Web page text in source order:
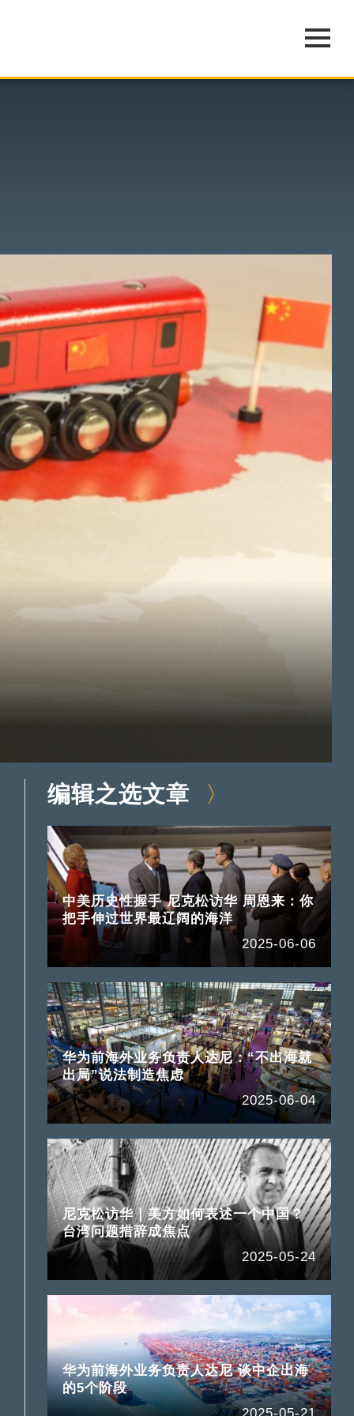
编辑之选文章
中美历史性握手 尼克松访华 周恩来：你
把手伸过世界最辽阔的海洋
2025-06-06
华为前海外业务负责人达尼：“不出海就
出局”说法制造焦虑
2025-06-04
尼克松访华｜美方如何表述一个中国？
台湾问题措辞成焦点
2025-05-24
华为前海外业务负责人达尼 谈中企出海
的5个阶段